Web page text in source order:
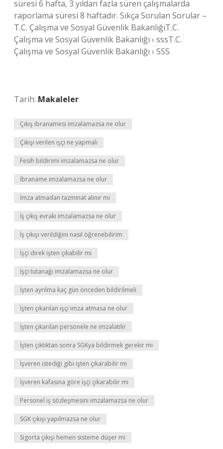
süresi 6 hafta, 3 yıldan fazla süren çalışmalarda
raporlama süresi 8 haftadır. Sıkça Sorulan Sorular –
T.C. Çalışma ve Sosyal Güvenlik BakanlığıT.C.
Çalışma ve Sosyal Güvenlik Bakanlığı › sssT.C.
Çalışma ve Sosyal Güvenlik Bakanlığı › SSS
Tarih: Makaleler
Çıkış ibranamesi imzalamazsa ne olur
Çıkışı verilen işçi ne yapmalı
Fesih bildirimi imzalamazsa ne olur
İbraname imzalamazsa ne olur
İmza atmadan tazminat alınır mı
İş çıkış evrakı imzalamazsa ne olur
İş çıkışı verildiğini nasıl öğrenebilirim
İşçi direk işten çıkabilir mi
İşçi tutanağı imzalamazsa ne olur
İşten ayrılma kaç gün önceden bildirilmeli
İşten çıkarılan işçi imza atmasa ne olur
İşten çıkarılan personele ne imzalatılır
İşten çıktıktan sonra SGKya bildirmek gerekir mi
İşveren istediği gibi işten çıkarabilir mi
İşveren kafasına göre işçi çıkarabilir mi
Personel iş sözleşmesini imzalamazsa ne olur
SGK çıkışı yapılmazsa ne olur
Sigorta çıkışı hemen sisteme düşer mi